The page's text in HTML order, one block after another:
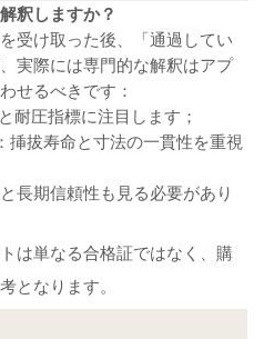
釈しますか？
受け取った後、「通過してい
実際には専門的な解釈はアプ
せるべきです：
耐圧指標に注目します；
挿拔寿命と寸法の一貫性を重視
長期信頼性も見る必要があり
は単なる合格証ではなく、購
となります。